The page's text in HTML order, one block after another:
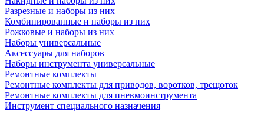
Разрезные и наборы из них
Комбинированные и наборы из них
Рожковые и наборы из них
Наборы универсальные
Аксессуары для наборов
Наборы инструмента универсальные
Ремонтные комплекты
Ремонтные комплекты для приводов, воротков, трещоток
Ремонтные комплекты для пневмоинструмента
Инструмент специального назначения